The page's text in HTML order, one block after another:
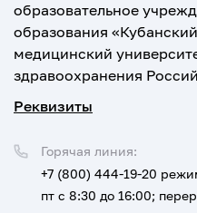
образовательное
образования
медицинский
здравоохранения
Реквизиты
Горячая линия:
+7 (800) 444-19-20
пт с 8:30 до 16:00;